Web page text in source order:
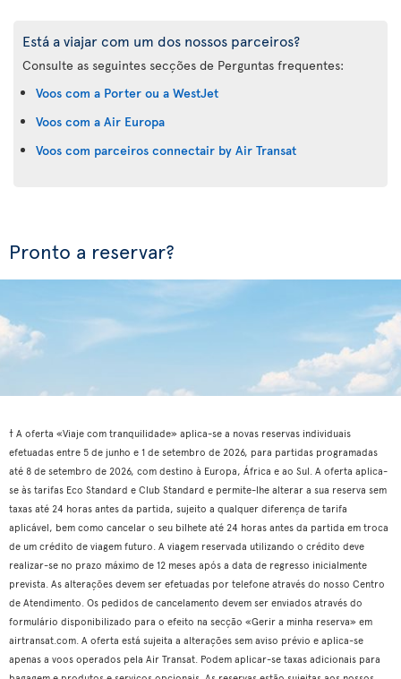
Está a viajar com um dos nossos parceiros?
Consulte as seguintes secções de Perguntas frequentes:
Voos com a Porter ou a WestJet
Voos com a Air Europa
Voos com parceiros connectair by Air Transat
Pronto a reservar?
† A oferta «Viaje com tranquilidade» aplica-se a novas reservas individuais
efetuadas entre 5 de junho e 1 de setembro de 2026, para partidas programadas
até 8 de setembro de 2026, com destino à Europa, África e ao Sul. A oferta aplica-
se às tarifas Eco Standard e Club Standard e permite-lhe alterar a sua reserva sem
taxas até 24 horas antes da partida, sujeito a qualquer diferença de tarifa
aplicável, bem como cancelar o seu bilhete até 24 horas antes da partida em troca
de um crédito de viagem futuro. A viagem reservada utilizando o crédito deve
realizar-se no prazo máximo de 12 meses após a data de regresso inicialmente
prevista. As alterações devem ser efetuadas por telefone através do nosso Centro
de Atendimento. Os pedidos de cancelamento devem ser enviados através do
formulário disponibilizado para o efeito na secção «Gerir a minha reserva» em
airtransat.com. A oferta está sujeita a alterações sem aviso prévio e aplica-se
apenas a voos operados pela Air Transat. Podem aplicar-se taxas adicionais para